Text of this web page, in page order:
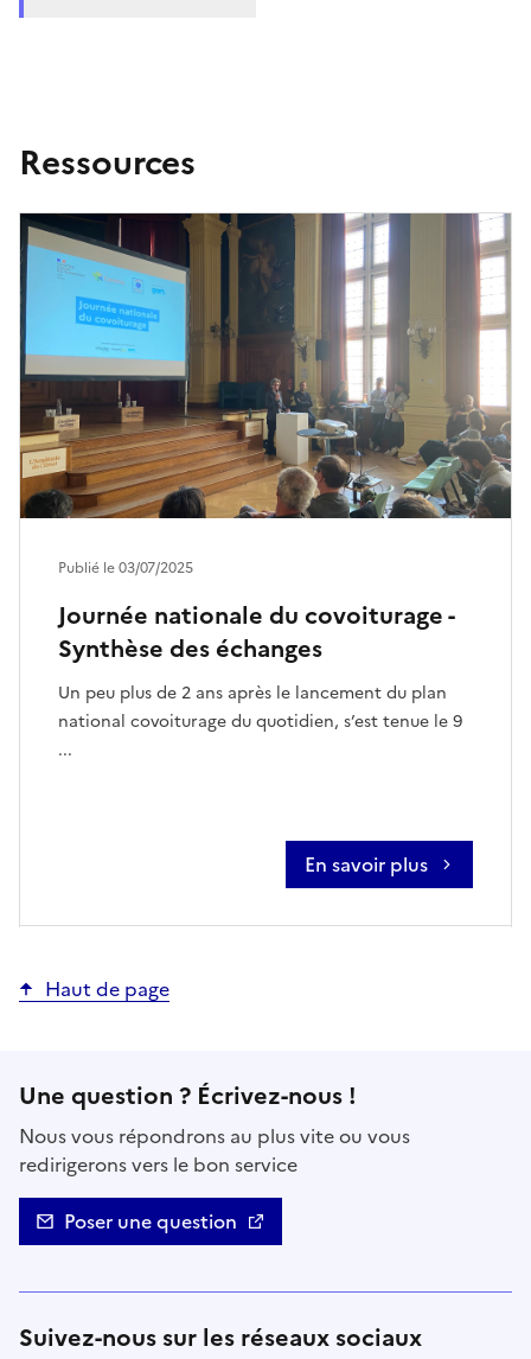
Ressources
Journée nationale du covoiturage -
Synthèse des échanges
Un peu plus de 2 ans après le lancement du plan
national covoiturage du quotidien, s’est tenue le 9
...
Publié le 03/07/2025
En savoir plus
Haut de page
Une question ? Écrivez-nous !
Nous vous répondrons au plus vite ou vous
redirigerons vers le bon service
Poser une question
Suivez-nous sur les réseaux sociaux